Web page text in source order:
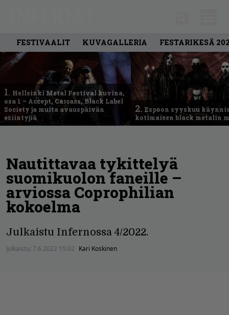
FESTIVAALIT KUVAGALLERIA FESTARIKESÄ
1. Hellsinki Metal Festival kuvina,
osa 1 – Accept, Carcass, Black Label
Society ja muita avauspäivän
esiintyjiä
2. Espoon syyskuu
kotimaisen black metalin
Nautittavaa tykittelyä
suomikuolon faneille –
arviossa Coprophilian
kokoelma
Julkaistu Infernossa 4/2022.
Julkaistu: 7.6.2022 15:02 Kari Koskinen